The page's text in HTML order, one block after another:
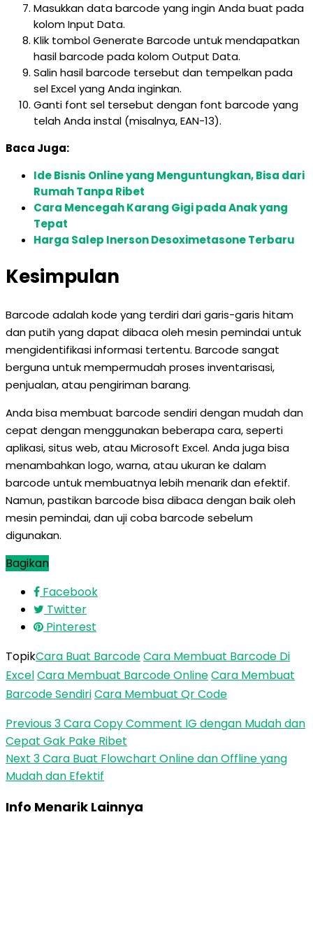
Masukkan data barcode yang ingin Anda buat pada
kolom Input Data.
Klik tombol Generate Barcode untuk mendapatkan
hasil barcode pada kolom Output Data.
Salin hasil barcode tersebut dan tempelkan pada
sel Excel yang Anda inginkan.
Ganti font sel tersebut dengan font barcode yang
telah Anda instal (misalnya, EAN-13).
Baca Juga:
Ide Bisnis Online yang Menguntungkan, Bisa dari
Rumah Tanpa Ribet
Cara Mencegah Karang Gigi pada Anak yang
Tepat
Harga Salep Inerson Desoximetasone Terbaru
Kesimpulan
Barcode adalah kode yang terdiri dari garis-garis hitam
dan putih yang dapat dibaca oleh mesin pemindai untuk
mengidentifikasi informasi tertentu. Barcode sangat
berguna untuk mempermudah proses inventarisasi,
penjualan, atau pengiriman barang.
Anda bisa membuat barcode sendiri dengan mudah dan
cepat dengan menggunakan beberapa cara, seperti
aplikasi, situs web, atau Microsoft Excel. Anda juga bisa
menambahkan logo, warna, atau ukuran ke dalam
barcode untuk membuatnya lebih menarik dan efektif.
Namun, pastikan barcode bisa dibaca dengan baik oleh
mesin pemindai, dan uji coba barcode sebelum
digunakan.
Bagikan
Facebook
Twitter
Pinterest
TopikCara Buat BarcodeCara Membuat Barcode Di
ExcelCara Membuat Barcode OnlineCara Membuat
Barcode SendiriCara Membuat Qr Code
Previous3 Cara Copy Comment IG dengan Mudah dan
Cepat Gak Pake Ribet
Next 3 Cara Buat Flowchart Online dan Offline yang
Mudah dan Efektif
Info Menarik Lainnya